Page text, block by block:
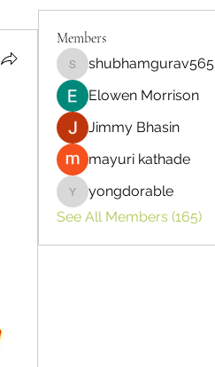
Members
shubhamgurav565
shubhamgurav565
Elowen Morrison
Jimmy Bhasin
mayuri kathade
yongdorable
yongdorable
See All Members (165)